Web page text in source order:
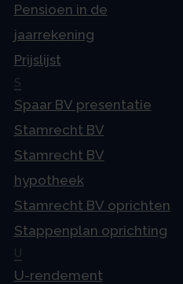
Pensioen in de
jaarrekening
Prijslijst
S
Spaar BV presentatie
Stamrecht BV
Stamrecht BV
hypotheek
Stamrecht BV oprichten
Stappenplan oprichting
U
U-rendement